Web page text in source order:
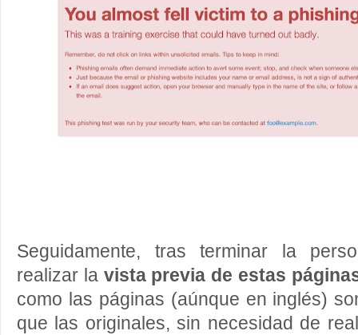
Seguidamente, tras terminar la
realizar la vista previa de estas
como las páginas (aúnque en inglés)
que las originales, sin necesidad de